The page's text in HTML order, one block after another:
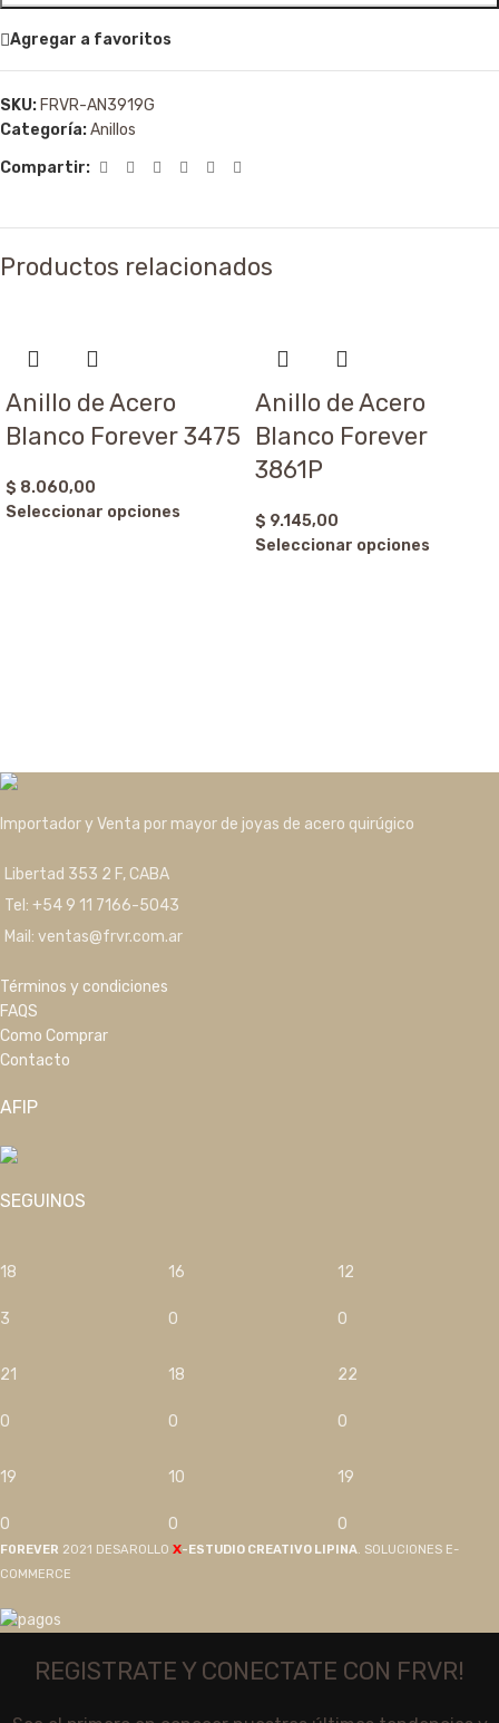
Agregar a favoritos
SKU: FRVR-AN3919G
Categoría:Anillos
Compartir:
Productos relacionados
Anillo de Acero
Blanco Forever 3475
$ 8.060,00
Seleccionar opciones
Anillo de Acero
Blanco Forever
3861P
$ 9.145,00
Seleccionar opciones
Importador y Venta por mayor de joyas de acero quirúgico
Libertad 353 2 F, CABA
Tel: +54 9 11 7166-5043
Mail: ventas@frvr.com.ar
Términos y condiciones
FAQS
Como Comprar
Contacto
AFIP
SEGUINOS
18
3
16
0
12
0
21
0
18
0
22
0
19
0
10
0
19
0
F0REVER 2021 DESAROLLO X-ESTUDIO CREATIVO LIPINA. SOLUCIONES E-
COMMERCE
REGISTRATE Y CONECTATE CON FRVR!